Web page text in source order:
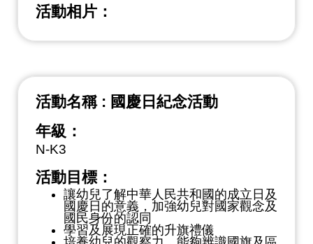
活動相片：
活動名稱 : 國慶日紀念活動
年級：
N-K3
活動目標：
讓幼兒了解中華人民共和國的成立日及
國慶日的意義，加強幼兒對國家觀念及
國民身份的認同
學習及展現正確的升旗禮儀